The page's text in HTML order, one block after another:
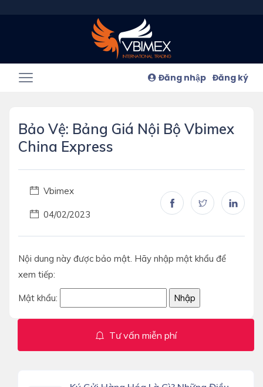
Đăng nhập Đăng ký
Bảo Vệ: Bảng Giá Nội Bộ Vbimex
China Express
Vbimex
04/02/2023
Nội dung này được bảo mật. Hãy nhập mật khẩu để
xem tiếp:
Mật khẩu:
Tư vấn miễn phí